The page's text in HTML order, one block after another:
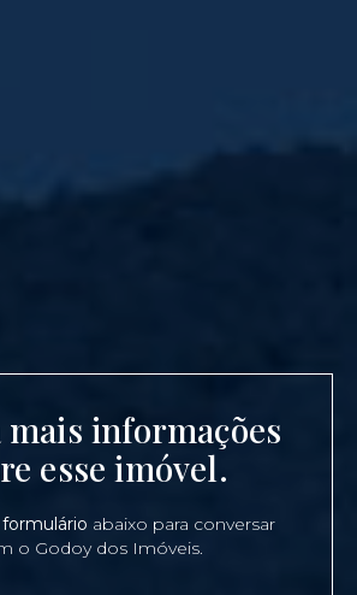
mais informações
esse imóvel.
abaixo para conversar
o Godoy dos Imóveis.